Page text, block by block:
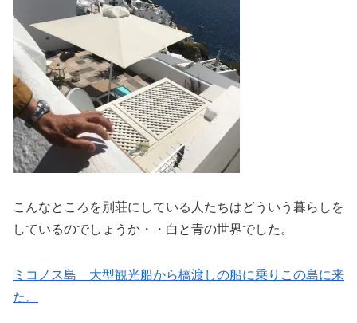
こんなところを別荘にしている人たちはどういう暮らしを
しているのでしょうか・・白と青の世界でした。
ミコノス島 大型観光船から橋渡しの船に乗りこの島に来
た。